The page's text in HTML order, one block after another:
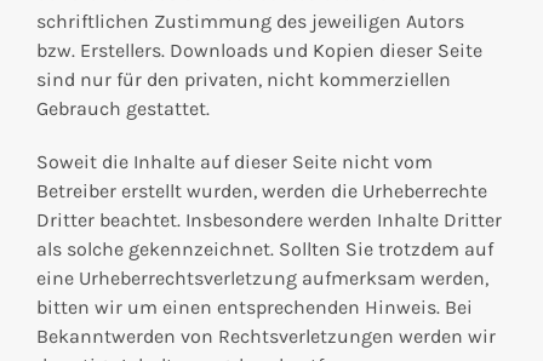
schriftlichen Zustimmung des jeweiligen Autors
bzw. Erstellers. Downloads und Kopien dieser Seite
sind nur für den privaten, nicht kommerziellen
Gebrauch gestattet.
Soweit die Inhalte auf dieser Seite nicht vom
Betreiber erstellt wurden, werden die Urheberrechte
Dritter beachtet. Insbesondere werden Inhalte Dritter
als solche gekennzeichnet. Sollten Sie trotzdem auf
eine Urheberrechtsverletzung aufmerksam werden,
bitten wir um einen entsprechenden Hinweis. Bei
Bekanntwerden von Rechtsverletzungen werden wir